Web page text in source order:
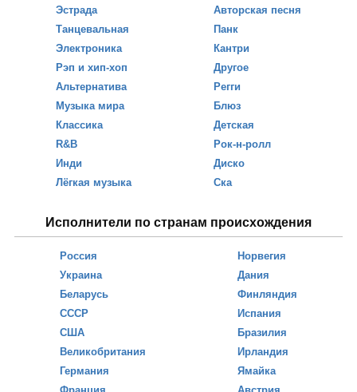
Эстрада
Танцевальная
Электроника
Рэп и хип-хоп
Альтернатива
Музыка мира
Классика
R&B
Инди
Лёгкая музыка
Авторская песня
Панк
Кантри
Другое
Регги
Блюз
Детская
Рок-н-ролл
Диско
Ска
Исполнители по странам происхождения
Россия
Украина
Беларусь
СССР
США
Великобритания
Германия
Норвегия
Дания
Финляндия
Испания
Бразилия
Ирландия
Ямайка